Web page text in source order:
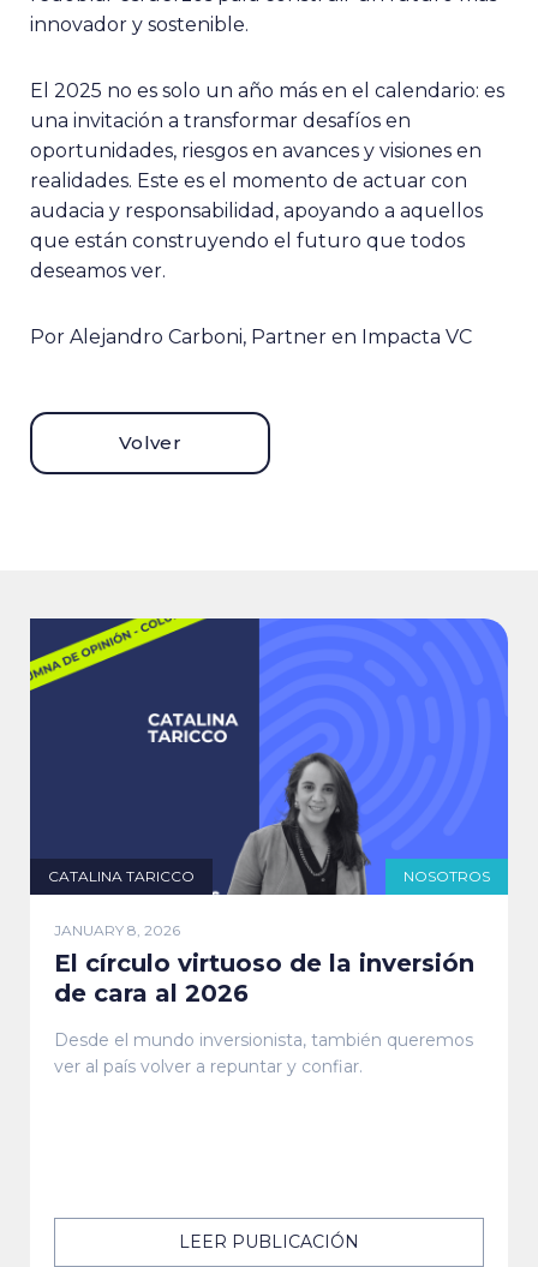
innovador y sostenible.
El 2025 no es solo un año más en el calendario: es
una invitación a transformar desafíos en
oportunidades, riesgos en avances y visiones en
realidades. Este es el momento de actuar con
audacia y responsabilidad, apoyando a aquellos
que están construyendo el futuro que todos
deseamos ver.
Por Alejandro Carboni, Partner en Impacta VC
Volver
CATALINA TARICCO NOSOTROS
JANUARY 8, 2026
El círculo virtuoso de la inversión
de cara al 2026
Desde el mundo inversionista, también queremos
ver al país volver a repuntar y confiar.
LEER PUBLICACIÓN